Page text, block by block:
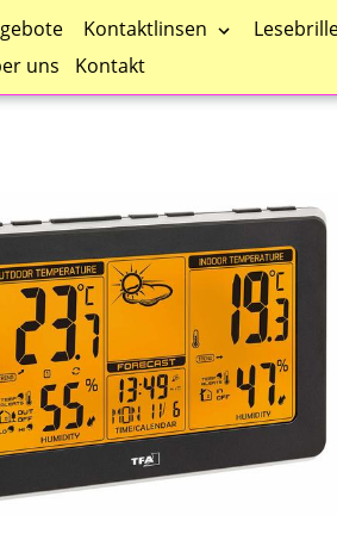
Kontaktlinsen
uns
Kontakt